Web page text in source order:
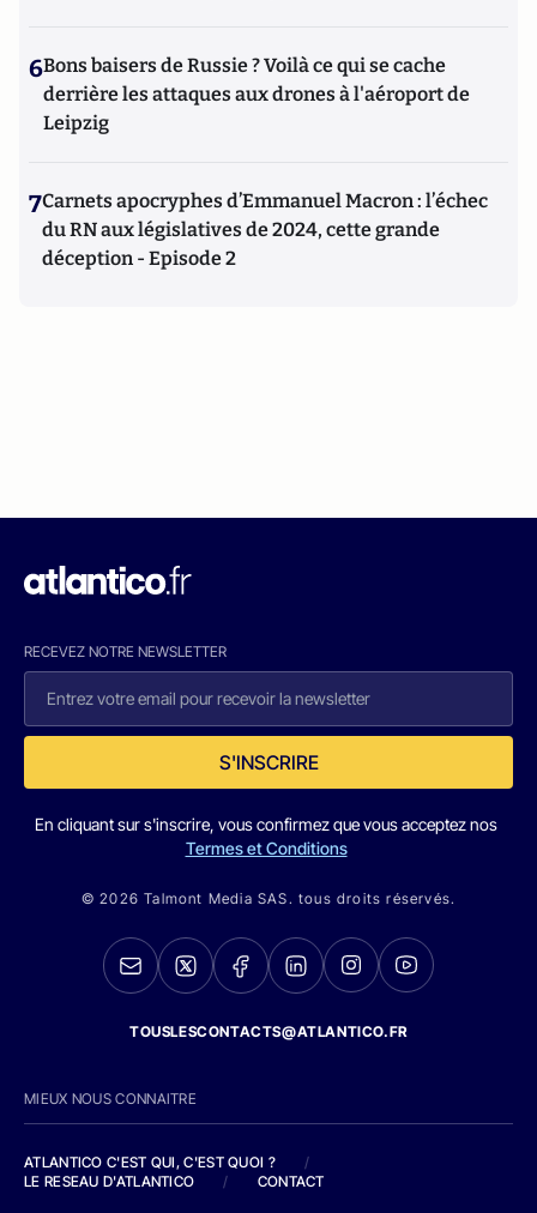
6Bons baisers de Russie ? Voilà ce qui se cache
derrière les attaques aux drones à l'aéroport de
Leipzig
7Carnets apocryphes d’Emmanuel Macron : l’échec
du RN aux législatives de 2024, cette grande
déception - Episode 2
RECEVEZ NOTRE NEWSLETTER
S'INSCRIRE
En cliquant sur s'inscrire, vous confirmez que vous acceptez nos
Termes et Conditions
© 2026 Talmont Media SAS. tous droits réservés.
TOUSLESCONTACTS@ATLANTICO.FR
MIEUX NOUS CONNAITRE
ATLANTICO C'EST QUI, C'EST QUOI ?
/
LE RESEAU D'ATLANTICO
/ CONTACT